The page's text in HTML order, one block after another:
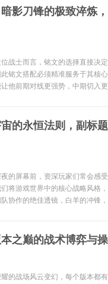
影刀锋的极致淬炼
战士而言，铭文的选择直接决
铭文搭配必须精准服务于其核
他前期对线更强势，中期切入
的永恒法则，副标
的屏幕前，资深玩家们常会感
将游戏世界中的核心战略风格
协作的绝佳透镜，白羊的冲锋
之巅的战术博弈与
的战场风云变幻，每个版本都